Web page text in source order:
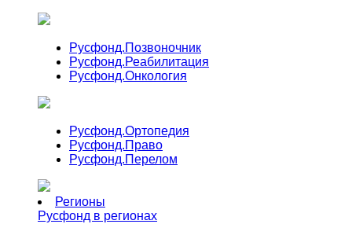
Русфонд.Позвоночник
Русфонд.Реабилитация
Русфонд.Онкология
Русфонд.Ортопедия
Русфонд.Право
Русфонд.Перелом
Регионы
Русфонд в регионах